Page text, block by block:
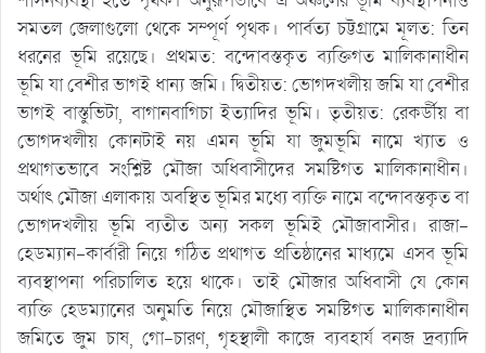
সমতল জেলাগুলো থেকে সম্পূর্ণ পৃথক। পার্বত্য চট্টগ্রামে মূলত: তিন
ধরনের ভূমি রয়েছে। প্রথমত: বন্দোবস্তকৃত ব্যক্তিগত মালিকানাধীন
ভূমি যা বেশীর ভাগই ধান্য জমি। দ্বিতীয়ত: ভোগদখলীয় জমি যা বেশীর
ভাগই বাস্তুভিটা, বাগানবাগিচা ইত্যাদির ভূমি। তৃতীয়ত: রেকর্ডীয় বা
ভোগদখলীয় কোনটাই নয় এমন ভূমি যা জুমভূমি নামে খ্যাত ও
প্রথাগতভাবে সংশ্লিষ্ট মৌজা অধিবাসীদের সমষ্টিগত মালিকানাধীন।
অর্থাৎ মৌজা এলাকায় অবস্থিত ভূমির মধ্যে ব্যক্তি নামে বন্দোবস্তকৃত বা
ভোগদখলীয় ভূমি ব্যতীত অন্য সকল ভূমিই মৌজাবাসীর। রাজা-
হেডম্যান-কার্বারী নিয়ে গঠিত প্রথাগত প্রতিষ্ঠানের মাধ্যমে এসব ভূমি
ব্যবস্থাপনা পরিচালিত হয়ে থাকে। তাই মৌজার অধিবাসী যে কোন
ব্যক্তি হেডম্যানের অনুমতি নিয়ে মৌজাস্থিত সমষ্টিগত মালিকানাধীন
জমিতে জুম চাষ, গো-চারণ, গৃহস্থালী কাজে ব্যবহার্য বনজ দ্রব্যাদি